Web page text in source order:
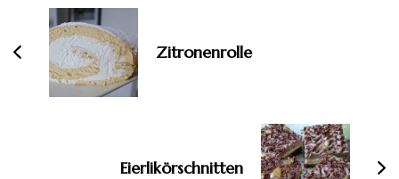
Zitronenrolle
Eierlikörschnitten